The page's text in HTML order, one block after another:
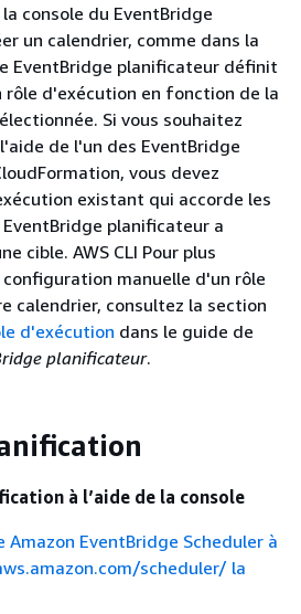
console du EventBridge
un calendrier, comme dans la
EventBridge planificateur définit
d'exécution en fonction de la
Si vous souhaitez
de l'un des EventBridge
vous devez
existant qui accorde les
planificateur a
cible. AWS CLI Pour plus
manuelle d'un rôle
calendrier, consultez la section
d'exécution dans le guide de
planificateur.
à l’aide de la console
Amazon EventBridge Scheduler à
scheduler/ la